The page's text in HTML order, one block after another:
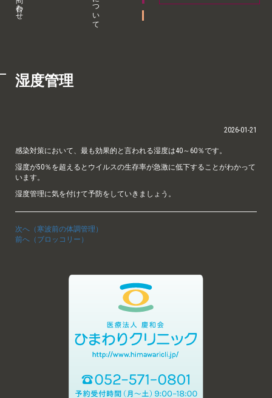
湿度管理
2026-01-21
感染対策において、最も効果的と言われる湿度は40～60％です。
湿度が50％を超えるとウイルスの生存率が急激に低下することがわかって
います。
湿度管理に気を付けて予防をしていきましょう。
次へ（寒波前の体調管理）
前へ（ブロッコリー）